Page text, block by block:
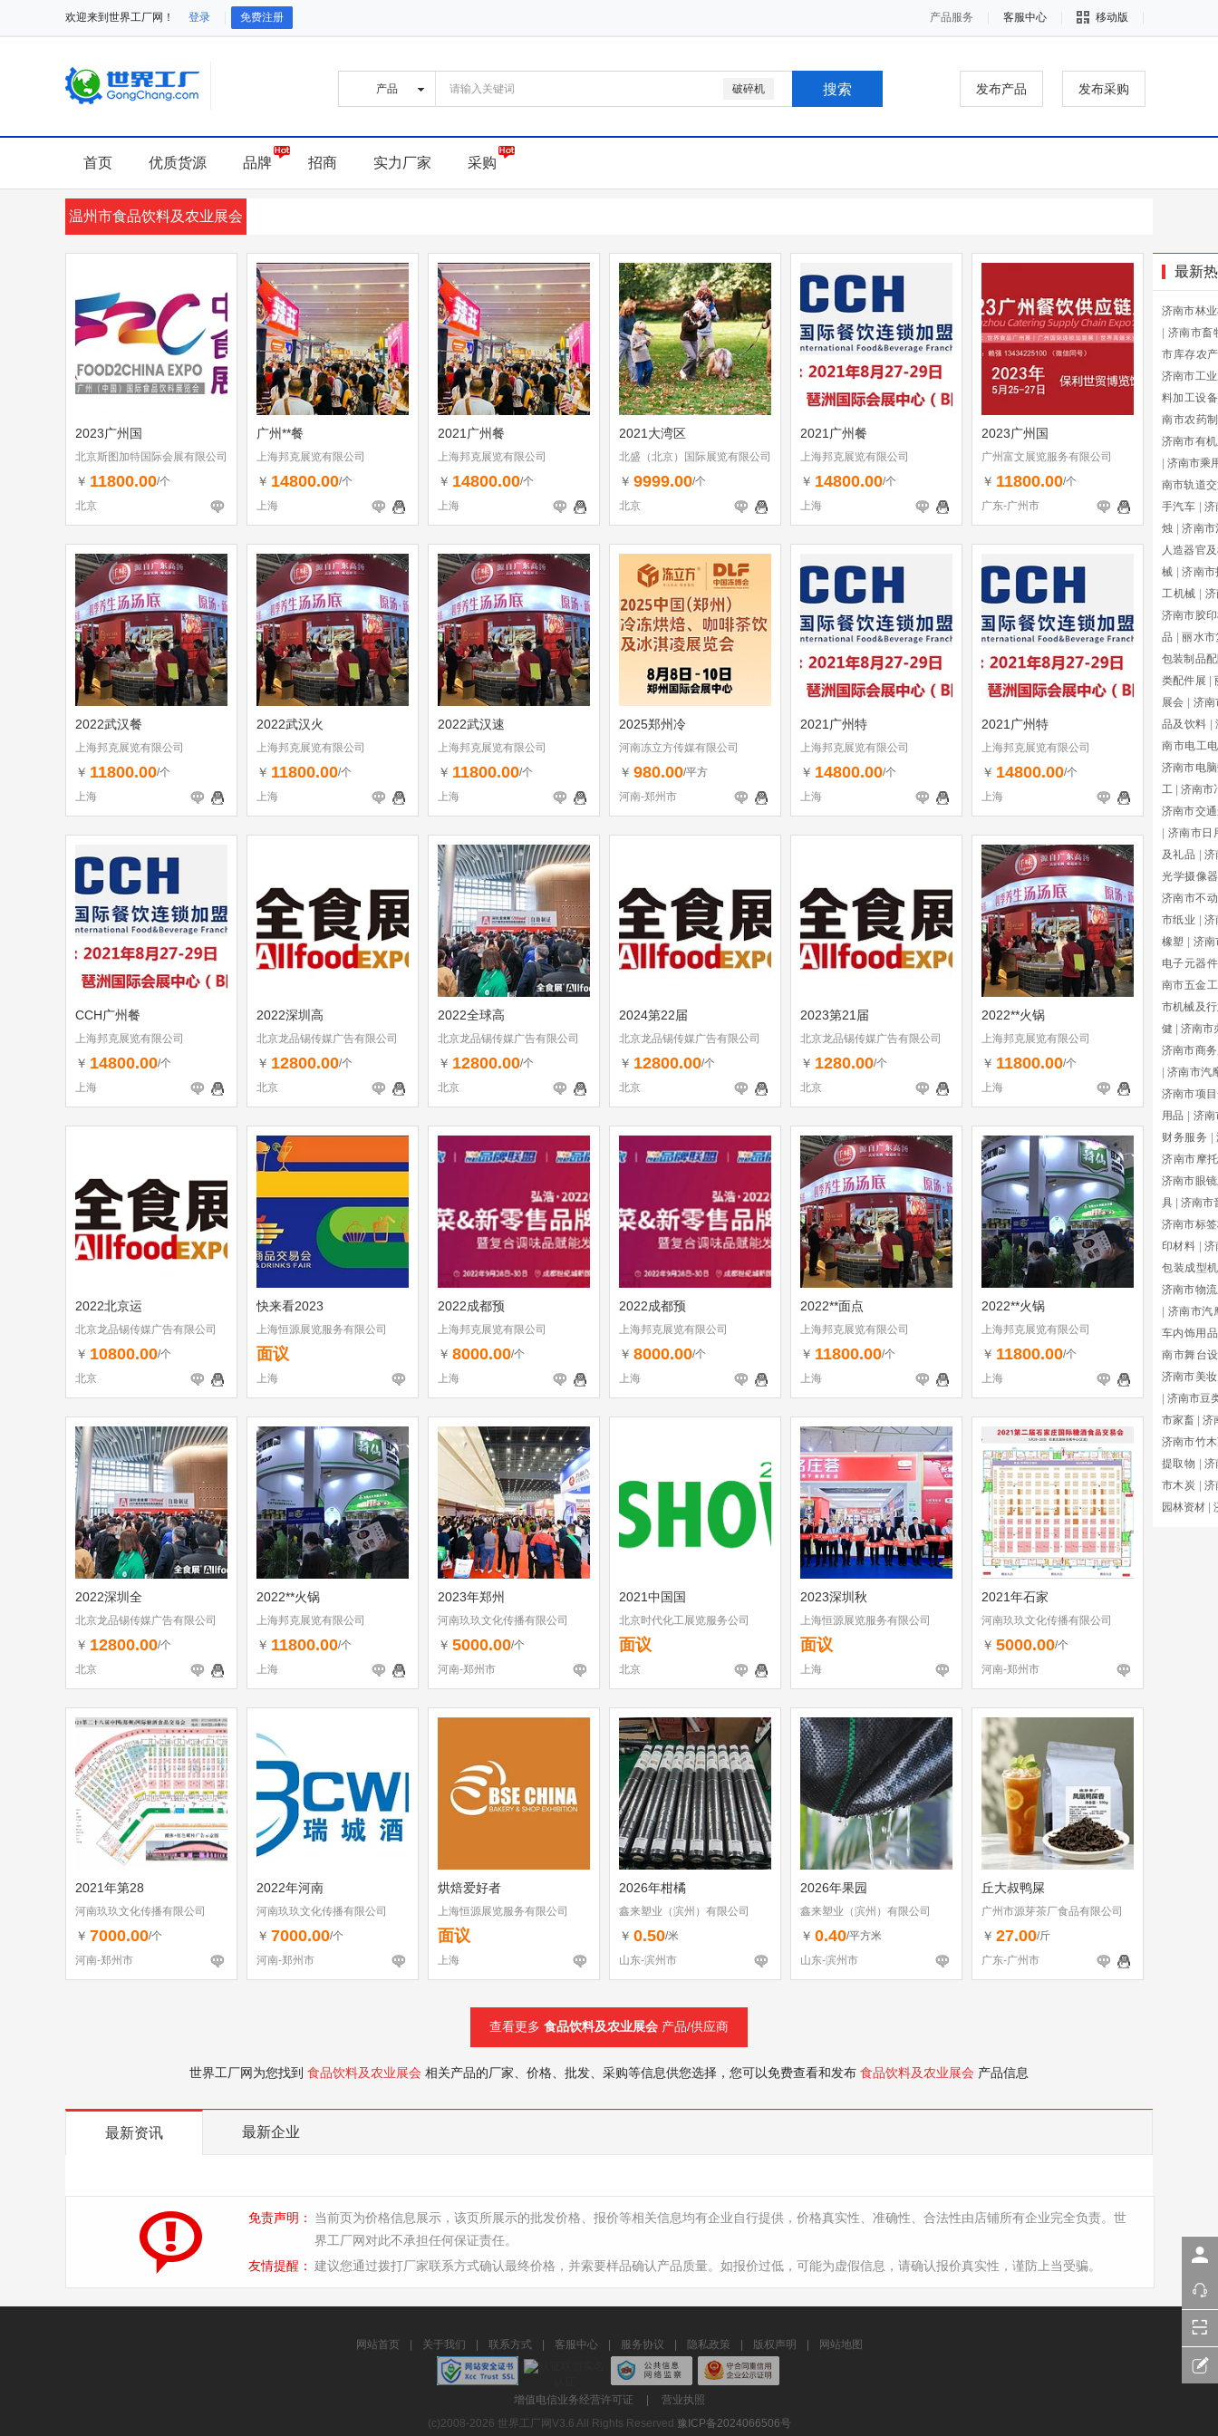
欢迎来到世界工厂网！ 登录 免费注册 产品服务 客服中心 移动版
破碎机 发布产品 发布采购
首页 优质货源 品牌 招商 实力厂家 采购
温州市食品饮料及农业展会
2023广州国
北京斯图加特国际会展有限公司
￥ 11800.00/个
北京
广州**餐
上海邦克展览有限公司
￥ 14800.00/个
上海
2021广州餐
上海邦克展览有限公司
￥ 14800.00/个
上海
2021大湾区
北盛（北京）国际展览有限公司
￥ 9999.00/个
北京
2021广州餐
上海邦克展览有限公司
￥ 14800.00/个
上海
2023广州国
广州富文展览服务有限公司
￥ 11800.00/个
广东-广州市
2022武汉餐
上海邦克展览有限公司
￥ 11800.00/个
上海
2022武汉火
上海邦克展览有限公司
￥ 11800.00/个
上海
2022武汉速
上海邦克展览有限公司
￥ 11800.00/个
上海
2025郑州冷
河南冻立方传媒有限公司
￥ 980.00/平方
河南-郑州市
2021广州特
上海邦克展览有限公司
￥ 14800.00/个
上海
2021广州特
上海邦克展览有限公司
￥ 14800.00/个
上海
CCH广州餐
上海邦克展览有限公司
￥ 14800.00/个
上海
2022深圳高
北京龙品锡传媒广告有限公司
￥ 12800.00/个
北京
2022全球高
北京龙品锡传媒广告有限公司
￥ 12800.00/个
北京
2024第22届
北京龙品锡传媒广告有限公司
￥ 12800.00/个
北京
2023第21届
北京龙品锡传媒广告有限公司
￥ 1280.00/个
北京
2022**火锅
上海邦克展览有限公司
￥ 11800.00/个
上海
2022北京运
北京龙品锡传媒广告有限公司
￥ 10800.00/个
北京
快来看2023
上海恒源展览服务有限公司
面议
上海
2022成都预
上海邦克展览有限公司
￥ 8000.00/个
上海
2022成都预
上海邦克展览有限公司
￥ 8000.00/个
上海
2022**面点
上海邦克展览有限公司
￥ 11800.00/个
上海
2022**火锅
上海邦克展览有限公司
￥ 11800.00/个
上海
2022深圳全
北京龙品锡传媒广告有限公司
￥ 12800.00/个
北京
2022**火锅
上海邦克展览有限公司
￥ 11800.00/个
上海
2023年郑州
河南玖玖文化传播有限公司
￥ 5000.00/个
河南-郑州市
2021中国国
北京时代化工展览服务公司
面议
北京
2023深圳秋
上海恒源展览服务有限公司
面议
上海
2021年石家
河南玖玖文化传播有限公司
￥ 5000.00/个
河南-郑州市
2021年第28
河南玖玖文化传播有限公司
￥ 7000.00/个
河南-郑州市
2022年河南
河南玖玖文化传播有限公司
￥ 7000.00/个
河南-郑州市
烘焙爱好者
上海恒源展览服务有限公司
面议
上海
2026年柑橘
鑫来塑业（滨州）有限公司
￥ 0.50/米
山东-滨州市
2026年果园
鑫来塑业（滨州）有限公司
￥ 0.40/平方米
山东-滨州市
丘大叔鸭屎
广州市源芽茶厂食品有限公司
￥ 27.00/斤
广东-广州市
查看更多 食品饮料及农业展会 产品/供应商
世界工厂网为您找到 食品饮料及农业展会 相关产品的厂家、价格、批发、采购等信息供您选择，您可以免费查看和发布 食品饮料及农业展会 产品信息
最新
济南市林
济南市畜
市库存农
济南市工
料加工设备
南市农药
济南市有
济南市乘
南市轨道
手汽车
济
烛
济南市
人造器官
械
济南市
工机械
济南市胶
品
丽水市
包装制品
类配件展
展会
济
品及饮料
南市电工
济南市电
工
济南市
济南市交
济南市日
及礼品
济
光学摄像
济南市不
市纸业
济
橡塑
济
电子元器件
南市五金
市机械及
健
济南市
济南市商
济南市汽
济南市项
用品
济
财务服务
济南市摩
济南市眼
具
济南市
济南市标
印材料
济
包装成型
济南市物
济南市汽
车内饰用品
南市舞台
济南市美
济南市豆
市家畜
济
济南市竹
提取物
济
市木炭
济
园林资材
最新资讯 最新企业
免责声明：
当前页为价格信息展示，该页所展示的批发价格、报价等相关信息均有企业自行提供，价格真实性、准确性、合法性由店铺所有企业完全负责。世
界工厂网对此不承担任何保证责任。
友情提醒： 建议您通过拨打厂家联系方式确认最终价格，并索要样品确认产品质量。如报价过低，可能为虚假信息，请确认报价真实性，谨防上当受骗。
网站首页 关于我们 联系方式 客服中心 服务协议 隐私政策 版权声明 网站地图
增值电信业务经营许可证
营业执照
(c)2008-2026 世界工厂网V3.6 All Rights Reserved 豫ICP备2024066506号